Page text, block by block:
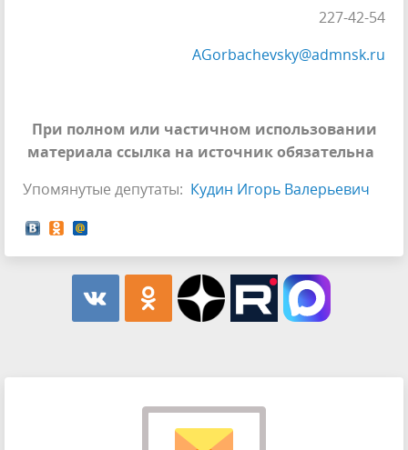
227-42-54
AGorbachevsky@admnsk.ru
При полном или частичном использовании
материала ссылка на источник обязательна
Упомянутые депутаты: Кудин Игорь Валерьевич